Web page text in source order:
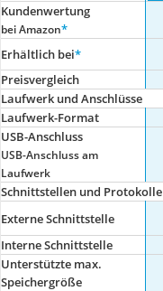
Kundenwertung
bei Amazon*
Erhältlich bei*
Preis­vergleich
Laufwerk und Anschlüsse
Laufwerk-Format
USB-Anschluss
USB-Anschluss am
Laufwerk
Schnittstellen und Protokolle
Externe Schnittstelle
Interne Schnittstelle
Unterstützte max.
Speichergröße